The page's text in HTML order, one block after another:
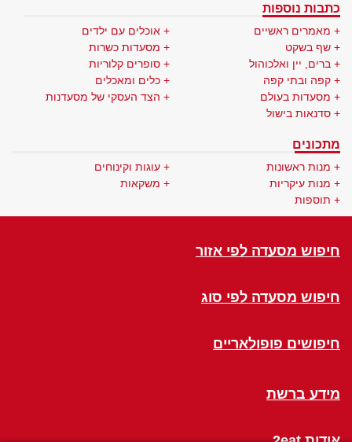
כתבות נוספות
מאמרים ראשיים
שף בשקט
ברים, יין ואלכוהול
קפה ובתי קפה
מסעדות בעולם
סדנאות בישול
אוכלים עם ילדים
מסעדות כשרות
סופרים קלוריות
כלים ומאכלים
הצד העסקי של מסעדנות
מתכונים
מנות ראשונות
מנות עיקריות
תוספות
עוגות וקינוחים
משקאות
חיפוש מסעדה לפי אזור
חיפוש מסעדה לפי סוג
חיפושים פופולאריים
מידע ברשת